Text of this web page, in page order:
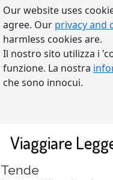
Our website uses
agree. Our privacy and
harmless cookies are.
Il nostro sito utilizza i
funzione. La nostra
che sono innocui.
Viaggiare
Tende